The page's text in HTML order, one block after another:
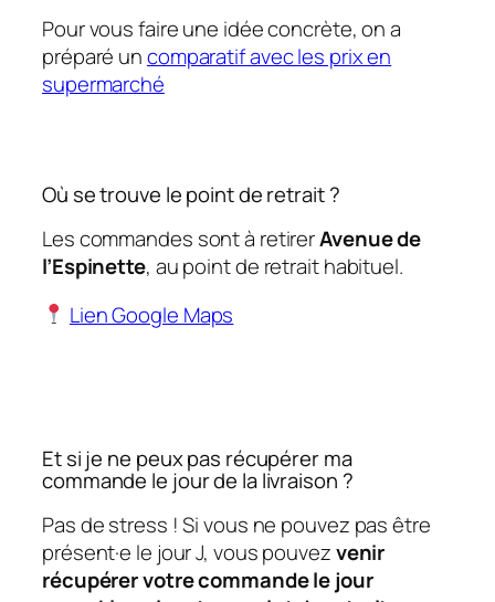
Pour vous faire une idée concrète, on a
préparé uncomparatif avec les prix en
supermarché
Où se trouve le point de retrait ?
Les commandes sont à retirerAvenue de
l’Espinette, au point de retrait habituel.
Lien Google Maps
Et si je ne peux pas récupérer ma
commande le jour de la livraison ?
Pas de stress ! Si vous ne pouvez pas être
présent·e le jour J, vous pouvezvenir
récupérer votre commande le jour